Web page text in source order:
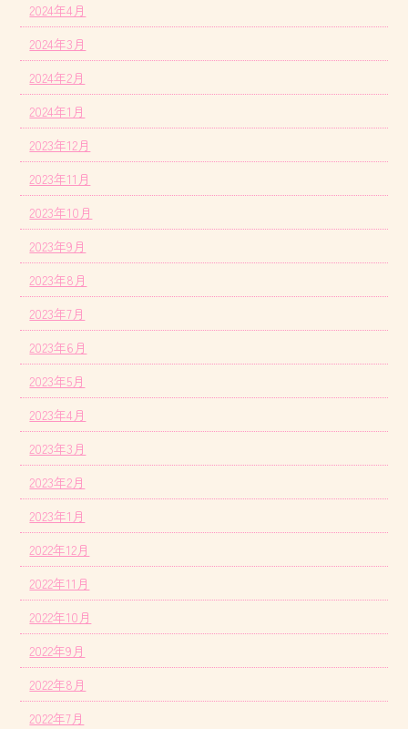
2024年4月
2024年3月
2024年2月
2024年1月
2023年12月
2023年11月
2023年10月
2023年9月
2023年8月
2023年7月
2023年6月
2023年5月
2023年4月
2023年3月
2023年2月
2023年1月
2022年12月
2022年11月
2022年10月
2022年9月
2022年8月
2022年7月